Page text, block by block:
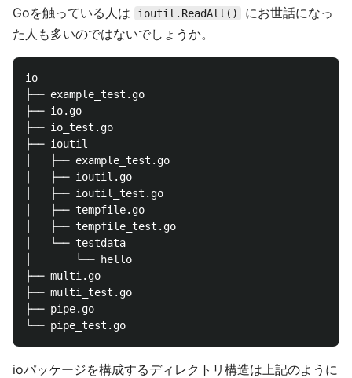
Goを触っている人は
ioutil.ReadAll()
にお世話になっ
た人も多いのではないでしょうか。
io
├── example_test.go
├── io.go
├── io_test.go
├── ioutil
│   ├── example_test.go
│   ├── ioutil.go
│   ├── ioutil_test.go
│   ├── tempfile.go
│   ├── tempfile_test.go
│   └── testdata
│       └── hello
├── multi.go
├── multi_test.go
├── pipe.go
ioパッケージを構成するディレクトリ構造は上記のように